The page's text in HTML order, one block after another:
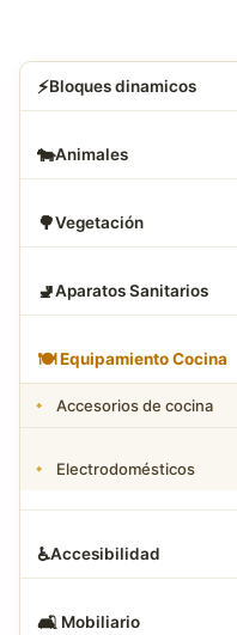
⚡Bloques dinamicos
🐄Animales
🌳Vegetación
🚽Aparatos Sanitarios
🍽️ Equipamiento Cocina
Accesorios de cocina
Electrodomésticos
♿Accesibilidad
🛋 ️ Mobiliario